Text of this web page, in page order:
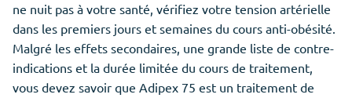
ne nuit pas à votre santé, vérifiez votre tension artérielle
dans les premiers jours et semaines du cours anti-obésité.
Malgré les effets secondaires, une grande liste de contre-
indications et la durée limitée du cours de traitement,
vous devez savoir que Adipex 75 est un traitement de